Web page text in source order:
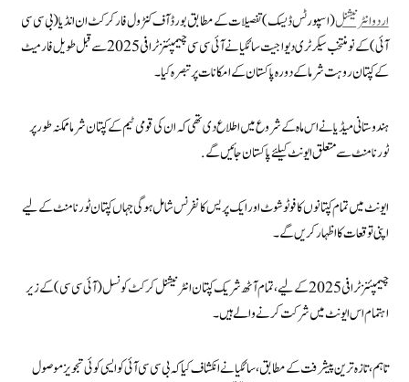
اردوانٹرنیشنل(اسپورٹس ڈیسک) تفصیلات کے مطابق بورڈ آف کنٹرول فار کرکٹ ان انڈیا (بی سی سی
آئی) کے نو منتخب سیکرٹری دیواجیت سائکیا نے آئی سی سی چیمپئنز ٹرافی 2025 سے قبل طویل فارمیٹ
کے کپتان روہت شرما کے دورہ پاکستان کے امکانات پر تبصرہ کیا۔
ہندوستانی میڈیا نے اس ماہ کے شروع میں اطلاع دی تھی کہ ان کی قومی ٹیم کے کپتان شرما ممکنہ طور پر
ٹورنامنٹ سے متعلق ایونٹ کیلئے پاکستان جائیں گے.
ایونٹ میں تمام کپتانوں کا فوٹو شوٹ اور ایک پریس کانفرنس شامل ہوگی جہاں کپتان ٹورنامنٹ کے لیے
اپنی توقعات کا اظہار کریں گے۔
چیمپئنز ٹرافی 2025 کے لیے، تمام آٹھ شریک کپتان انٹرنیشنل کرکٹ کونسل (آئی سی سی) کے زیر
اہتمام اس ایونٹ میں شرکت کرنے والے ہیں۔
تاہم، تازہ ترین پیشرفت کے مطابق، سائکیا نے انکشاف کیا کہ بی سی سی آئی کو ایسی کوئی تجویز موصول